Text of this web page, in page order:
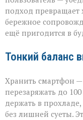
подход превращает
бережное
ещё пригодится в
Тонкий баланс
Хранить смартфон —
перезаряжать до
держать в
без лишней суеты.